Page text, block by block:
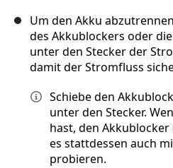
Um den Akku
des Akkublockers oder
unter den Stecker der
damit der Stromfluss
Schiebe den
unter den Stecker.
hast, den
es stattdessen auch
probieren.